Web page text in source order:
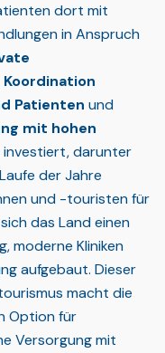
dort mit
in Anspruch
Koordination
Patienten und
mit hohen
investiert, darunter
der Jahre
und -touristen für
das Land einen
moderne Kliniken
aufgebaut. Dieser
macht die
Option für
Versorgung mit